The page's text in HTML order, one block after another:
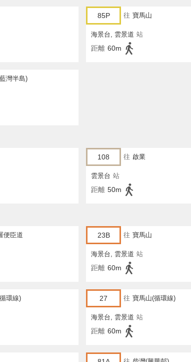
85P 往 寶馬山
海景台, 雲景道 站
距離 60m
灣半島)
108 往 啟業
雲景台 站
距離 50m
便臣道 23B 往 寶馬山
海景台, 雲景道 站
距離 60m
環線) 27 往 寶馬山(循環線)
海景台, 雲景道 站
距離 60m